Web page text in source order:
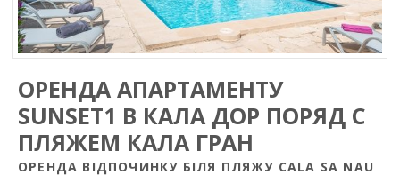
ОРЕНДА АПАРТАМЕНТУ
SUNSET1 В КАЛА ДОР ПОРЯД С
ПЛЯЖЕМ КАЛА ГРАН
ОРЕНДА ВІДПОЧИНКУ БІЛЯ ПЛЯЖУ CALA SA NAU